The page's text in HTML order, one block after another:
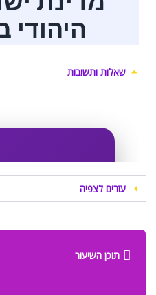
שאלות ותשובות
עזרים לצפיה
תוכן השיעור